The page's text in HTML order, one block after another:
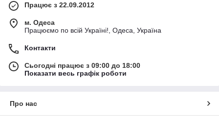
Працює з 22.09.2012
м. Одеса
Працюємо по всій Україні!, Одеса, Україна
Контакти
Сьогодні працює з 09:00 до 18:00
Показати весь графік роботи
Про нас